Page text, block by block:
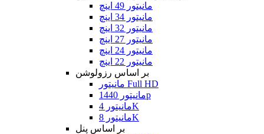
مانیتور 49 اینچ
مانیتور 34 اینچ
مانیتور 32 اینچ
مانیتور 27 اینچ
مانیتور 24 اینچ
مانیتور 22 اینچ
بر اساس رزولوشن
مانیتور Full HD
مانیتور 1440p
مانیتور 4K
مانیتور 8K
بر اساس پنل